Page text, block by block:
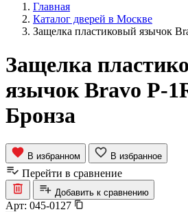
Главная
Каталог дверей в Москве
Защелка пластиковый язычок
Защелка
язычок Bravo P-
Бронза
В избранном В избранное
Перейти в сравнение
Добавить к сравнению
Арт: 045-0127